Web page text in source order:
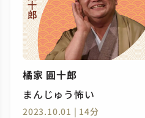
橘家 圓十郎
まんじゅう怖い
2023.10.01 | 14分